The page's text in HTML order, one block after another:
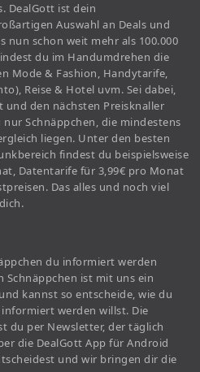
DealGott ist dein
Auswahl an Deals und
nun schon weit mehr als 100.000
du im Handumdrehen die
Mode & Fashion, Handytarife,
Reise & Hotel uvm. Sei dabei,
und den nächsten Preisknaller
Schnäppchen, die mindestens
liegen. Unter den besten
findest du beispielsweise
Datentarife für 3,99€ pro Monat
Das alles und noch viel
du informiert werden
Schnäppchen ist mit uns ein
kannst so entscheide, wie du
werden willst. Die
du per Newsletter, der täglich
die DealGott App für Android
und wir bringen dir die